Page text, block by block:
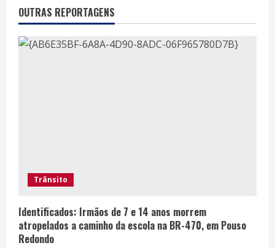
OUTRAS REPORTAGENS
Trânsito
Identificados: Irmãos de 7 e 14 anos morrem
atropelados a caminho da escola na BR-470, em Pouso
Redondo